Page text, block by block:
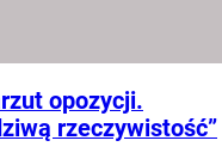
opozycji.
rzeczywistość”